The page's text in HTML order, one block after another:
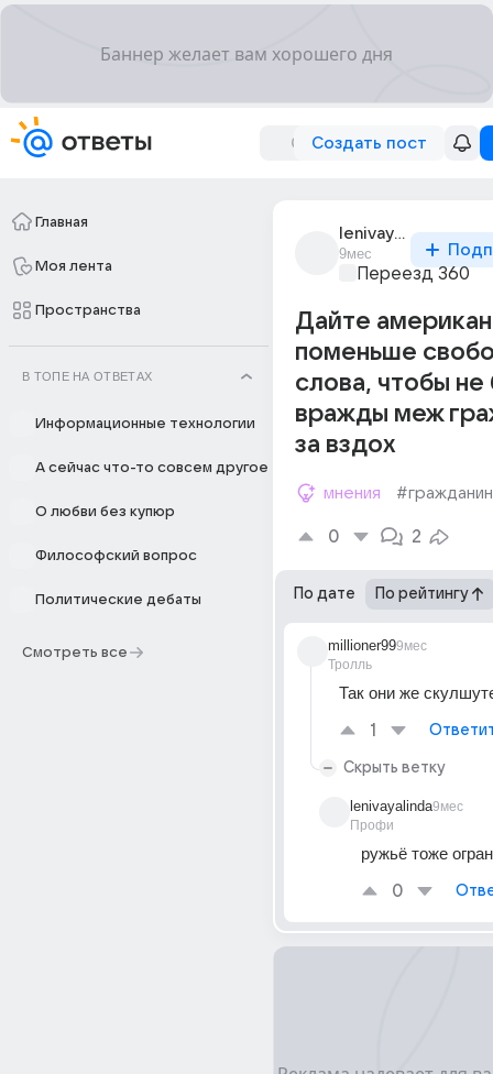
Создать пост
Главная
Моя лента
Пространства
В ТОПЕ НА ОТВЕТАХ
Информационные технологии
А сейчас что-то совсем другое
О любви без купюр
Философский вопрос
Политические дебаты
Смотреть все
lenivayalinda
9мес
Переезд 360
Дайте
поменьше
слова, чтобы не
вражды меж
за вздох
мнения #гражданин
0 2
По дате По рейтингу
millioner99
Тролль
9мес
Так они же
1
Скрыть ветку
lenivayalinda
Профи
9мес
ружьё тоже
0